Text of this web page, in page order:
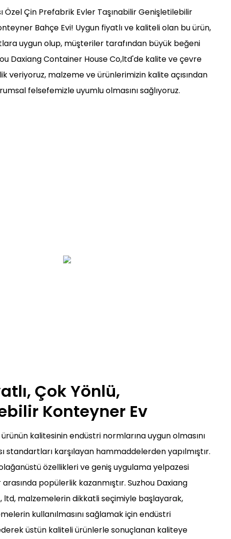
Özel Çin Prefabrik Evler Taşınabilir Genişletilebilir
Bahçe Evi! Uygun fiyatlı ve kaliteli olan bu ürün,
uygun olup, müşteriler tarafından büyük beğeni
Daxiang Container House Co,ltd'de kalite ve çevre
veriyoruz, malzeme ve ürünlerimizin kalite açısından
felsefemizle uyumlu olmasını sağlıyoruz.
Çok Yönlü,
Konteyner Ev
kalitesinin endüstri normlarına uygun olmasını
standartları karşılayan hammaddelerden yapılmıştır.
özellikleri ve geniş uygulama yelpazesi
popülerlik kazanmıştır. Suzhou Daxiang
ltd, malzemelerin dikkatli seçimiyle başlayarak,
kullanılmasını sağlamak için endüstri
üstün kaliteli ürünlerle sonuçlanan kaliteye